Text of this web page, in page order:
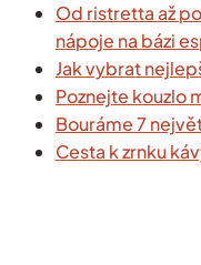
Od ristretta až
nápoje na bázi
Jak vybrat
Poznejte kouzlo
Bouráme 7
Cesta k zrnku